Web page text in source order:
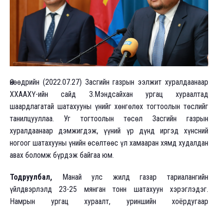
Өнөөдрийн (2022.07.27) Засгийн газрын ээлжит хуралдаанаар
ХХААХҮ-ийн сайд З.Мэндсайхан ургац хураалтад
шаардлагатай шатахууны үнийг хөнгөлөх тогтоолын төслийг
танилцууллаа. Уг тогтоолын төсөл Засгийн газрын
хуралдаанаар дэмжигдэж, үүний үр дүнд иргэд хүнсний
ногоог шатахууны үнийн өсөлтөөс үл хамааран хямд худалдан
авах боломж бүрдэж байгаа юм.
Тодруулбал,
Манай улс жилд газар тариалангийн
үйлдвэрлэлд 23-25 мянган тонн шатахуун хэрэглэдэг.
Намрын ургац хураалт, уриншийн хоёрдугаар